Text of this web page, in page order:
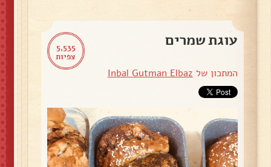
5,535
צפיות
עוגת שמרים
המתכון של Inbal Gutman Elbaz